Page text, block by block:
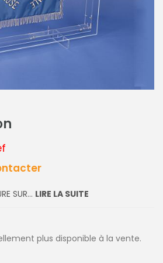
SUR... LIRE LA SUITE
plus disponible à la vente.